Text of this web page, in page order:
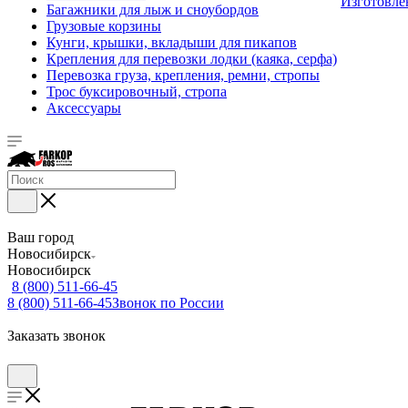
Багажники для лыж и сноубордов
Грузовые корзины
Кунги, крышки, вкладыши для пикапов
Крепления для перевозки лодки (каяка, серфа)
Перевозка груза, крепления, ремни, стропы
Трос буксировочный, стропа
Аксессуары
Ваш город
Новосибирск
Новосибирск
8 (800) 511-66-45
8 (800) 511-66-45Звонок по России
Заказать звонок